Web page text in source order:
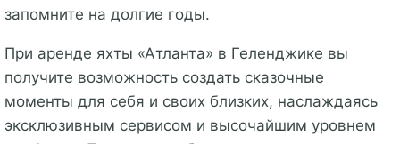
запомните на долгие годы.
При аренде яхты «Атланта» в Геленджике вы
получите возможность создать сказочные
моменты для себя и своих близких, наслаждаясь
эксклюзивным сервисом и высочайшим уровнем